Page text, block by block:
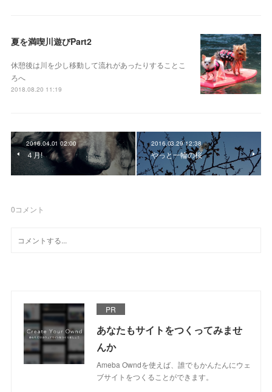
夏を満喫川遊びPart2
休憩後は川を少し移動して流れがあったりすることこ
ろへ
2018.08.20 11:19
2016.04.01 02:00
４月!
2016.03.29 12:38
やっと一輪の桜
0コメント
PR
あなたもサイトをつくってみませ
んか
Ameba Owndを使えば、誰でもかんたんにウェ
ブサイトをつくることができます。